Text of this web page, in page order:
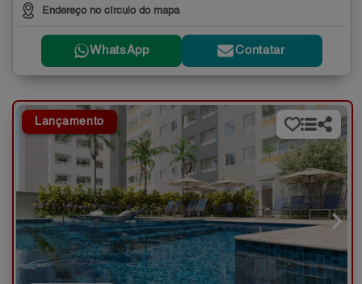
Endereço no círculo do mapa
WhatsApp Contatar
Lançamento